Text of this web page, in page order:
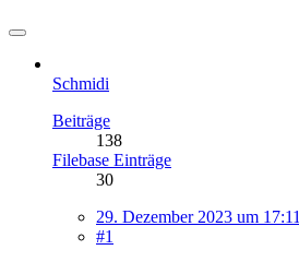
Schmidi
Beiträge
138
Filebase Einträge
30
29. Dezember 2023 um 17:11
#1